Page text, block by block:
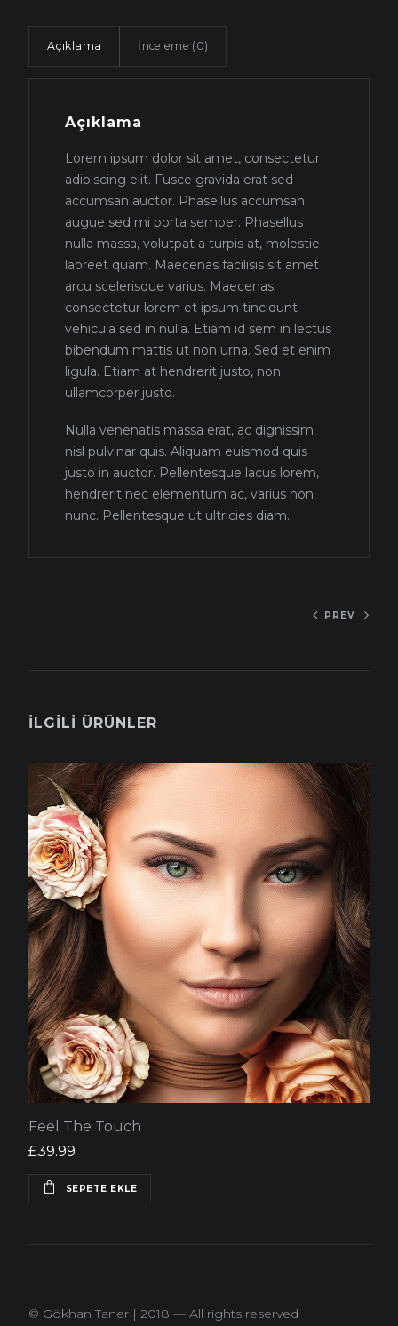
Açıklama İnceleme (0)
Açıklama
Lorem ipsum dolor sit amet, consectetur
adipiscing elit. Fusce gravida erat sed
accumsan auctor. Phasellus accumsan
augue sed mi porta semper. Phasellus
nulla massa, volutpat a turpis at, molestie
laoreet quam. Maecenas facilisis sit amet
arcu scelerisque varius. Maecenas
consectetur lorem et ipsum tincidunt
vehicula sed in nulla. Etiam id sem in lectus
bibendum mattis ut non urna. Sed et enim
ligula. Etiam at hendrerit justo, non
ullamcorper justo.
Nulla venenatis massa erat, ac dignissim
nisl pulvinar quis. Aliquam euismod quis
justo in auctor. Pellentesque lacus lorem,
hendrerit nec elementum ac, varius non
nunc. Pellentesque ut ultricies diam.
PREV
İLGILI ÜRÜNLER
Feel The Touch
£39.99
SEPETE EKLE
© Gökhan Taner | 2018 — All rights reserved